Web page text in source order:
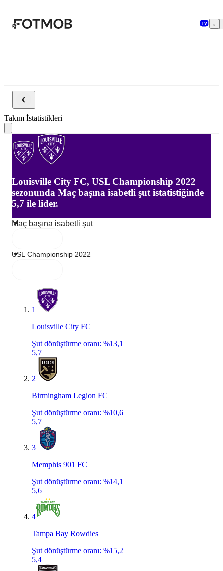
Takım İstatistikleri
Louisville City FC, USL Championship 2022
sezonunda Maç başına isabetli şut istatistiğinde
5,7 ile lider.
1
Louisville City FC
Şut dönüştürme oranı: %13,1
5,7
2
Birmingham Legion FC
Şut dönüştürme oranı: %10,6
5,7
3
Memphis 901 FC
Şut dönüştürme oranı: %14,1
5,6
4
Tampa Bay Rowdies
Şut dönüştürme oranı: %15,2
5,4